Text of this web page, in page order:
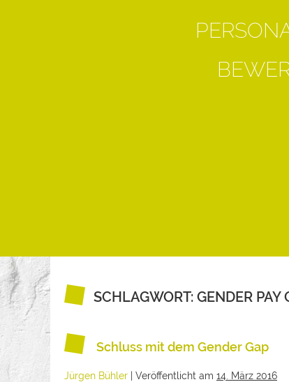
SCHLAGWORT: GENDER PAY
Schluss mit dem Gender Gap
Jürgen Bühler Veröffentlicht am 14. März 2016